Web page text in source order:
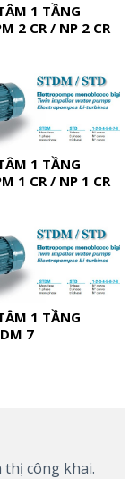
1 TẦNG
2 CR / NP 2 CR
1 TẦNG
1 CR / NP 1 CR
1 TẦNG
7
thị công khai.